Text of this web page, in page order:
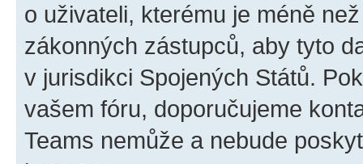
o uživateli, kterému je méně
zákonných zástupců, aby tyto
v jurisdikci Spojených Států.
vašem fóru, doporučujeme
Teams nemůže a nebude